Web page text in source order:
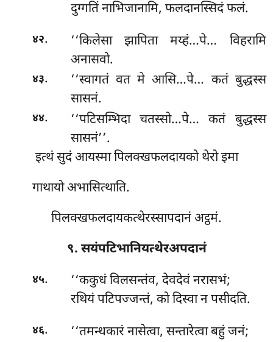
दुग्गतिं नाभिजानामि, फलदानस्सिदं फलं.
४२.
‘‘किलेसा झापिता मय्हं…पे… विहरामि
अनासवो.
४३.
‘‘स्वागतं वत मे आसि…पे… कतं बुद्धस्स
सासनं.
४४. ‘‘पटिसम्भिदाचतस्सो…पे… कतं बुद्धस्स
सासनं’’.
इत्थं सुदं आयस्मा पिलक्खफलदायको थेरो इमा
गाथायो अभासित्थाति.
पिलक्खफलदायकत्थेरस्सापदानं अट्ठमं.
९. सयंपटिभानियत्थेरअपदानं
४५.
‘‘ककुधं विलसन्तंव, देवदेवं नरासभं;
रथियं पटिपज्जन्तं, को दिस्वा न पसीदति.
४६. ‘‘तमन्धकारं नासेत्वा, सन्तारेत्वा बहुं जनं;